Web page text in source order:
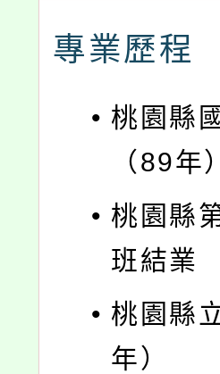
專業歷程
• 桃園縣
（89年）
• 桃園縣
班結業
• 桃園縣
年）